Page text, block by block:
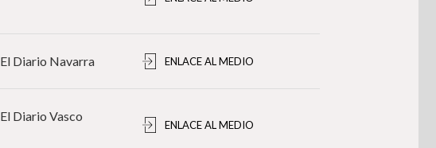
El Diario Navarra ENLACE AL MEDIO
El Diario Vasco
ENLACE AL MEDIO